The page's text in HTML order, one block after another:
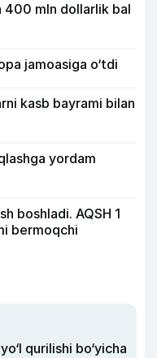
400 mln dollarlik bal
jamoasiga o‘tdi
kasb bayrami bilan
yordam
boshladi. AQSH 1
bermoqchi
qurilishi bo‘yicha